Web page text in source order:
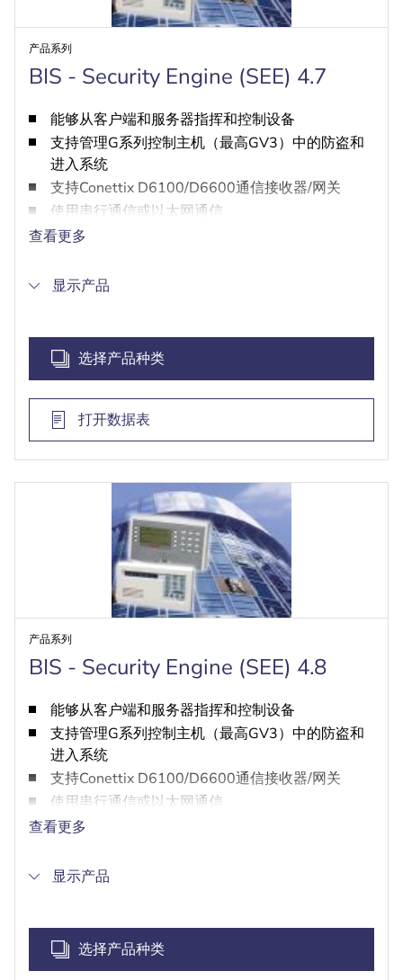
产品系列
BIS - Security Engine (SEE) 4.7
能够从客户端和服务器指挥和控制设备
支持管理G系列控制主机（最高GV3）中的防盗和
进入系统
支持Conettix D6100/D6600通信接收器/网关
使用串行通信或以太网通信
提供时间表控制
查看更多
显示产品
选择产品种类
打开数据表
产品系列
BIS - Security Engine (SEE) 4.8
能够从客户端和服务器指挥和控制设备
支持管理G系列控制主机（最高GV3）中的防盗和
进入系统
支持Conettix D6100/D6600通信接收器/网关
使用串行通信或以太网通信
提供时间表控制
查看更多
显示产品
选择产品种类